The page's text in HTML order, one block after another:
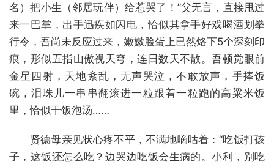
名）把小生（邻居玩伴）给惹哭了！”父无言，直接甩过
来一巴掌，出手迅疾如闪电，恰似其拿手好戏喝酒划拳
行令，吾尚未反应过来，嫩嫩脸蛋上已然烙下5个深刻印
痕，形似五指山傲视天穹，连日数天不散。吾顿觉眼前
金星四射，天地紊乱，无声哭泣，不敢放声，手捧饭
碗，泪珠儿一串串翻滚进一粒跟着一粒跑的高粱米饭
里，恰似干饭泡汤……
贤德母亲见状心疼不平，不满地嘀咕着：“吃饭打孩
子，这饭还怎么吃？边哭边吃饭会生病的。小利，别吃